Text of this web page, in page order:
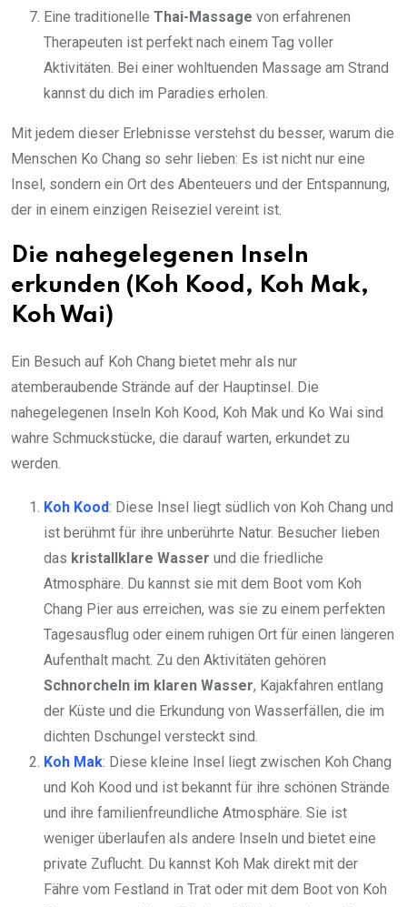
Eine traditionelle Thai-Massage von erfahrenen
Therapeuten ist perfekt nach einem Tag voller
Aktivitäten. Bei einer wohltuenden Massage am Strand
kannst du dich im Paradies erholen.
Mit jedem dieser Erlebnisse verstehst du besser, warum die
Menschen Ko Chang so sehr lieben: Es ist nicht nur eine
Insel, sondern ein Ort des Abenteuers und der Entspannung,
der in einem einzigen Reiseziel vereint ist.
Die nahegelegenen Inseln
erkunden (Koh Kood, Koh Mak,
Koh Wai)
Ein Besuch auf Koh Chang bietet mehr als nur
atemberaubende Strände auf der Hauptinsel. Die
nahegelegenen Inseln Koh Kood, Koh Mak und Ko Wai sind
wahre Schmuckstücke, die darauf warten, erkundet zu
werden.
Koh Kood: Diese Insel liegt südlich von Koh Chang und
ist berühmt für ihre unberührte Natur. Besucher lieben
das kristallklare Wasser und die friedliche
Atmosphäre. Du kannst sie mit dem Boot vom Koh
Chang Pier aus erreichen, was sie zu einem perfekten
Tagesausflug oder einem ruhigen Ort für einen längeren
Aufenthalt macht. Zu den Aktivitäten gehören
Schnorcheln im klaren Wasser, Kajakfahren entlang
der Küste und die Erkundung von Wasserfällen, die im
dichten Dschungel versteckt sind.
Koh Mak: Diese kleine Insel liegt zwischen Koh Chang
und Koh Kood und ist bekannt für ihre schönen Strände
und ihre familienfreundliche Atmosphäre. Sie ist
weniger überlaufen als andere Inseln und bietet eine
private Zuflucht. Du kannst Koh Mak direkt mit der
Fähre vom Festland in Trat oder mit dem Boot von Koh